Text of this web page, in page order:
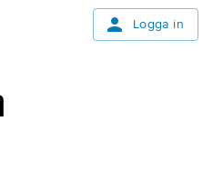
Logga in